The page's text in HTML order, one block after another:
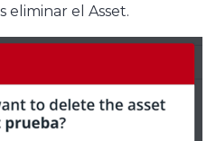
eliminar el Asset.